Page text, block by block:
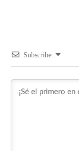
Subscribe